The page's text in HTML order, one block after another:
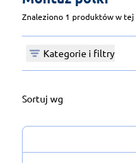
Znaleziono 1 produktów w
Kategorie i filtry
Sortuj wg